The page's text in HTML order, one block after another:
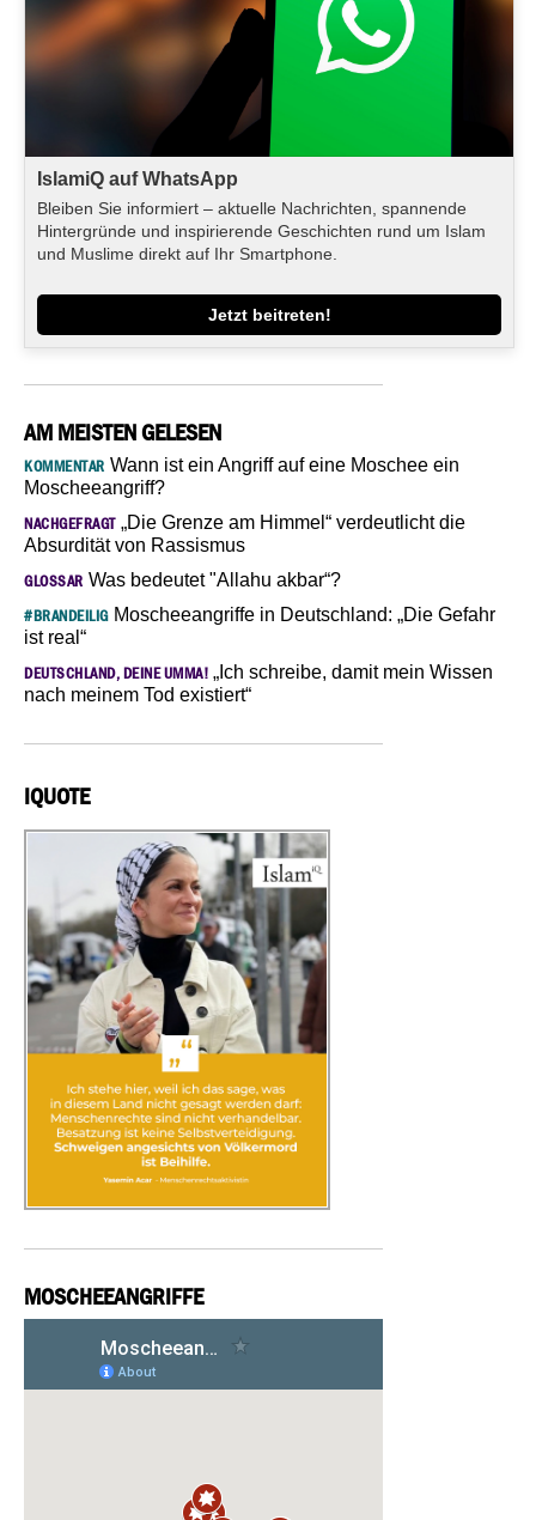
IslamiQ auf WhatsApp
Bleiben Sie informiert – aktuelle Nachrichten, spannende
Hintergründe und inspirierende Geschichten rund um Islam
und Muslime direkt auf Ihr Smartphone.
Jetzt beitreten!
AM MEISTEN GELESEN
KOMMENTAR Wann ist ein Angriff auf eine Moschee ein
Moscheeangriff?
NACHGEFRAGT„Die Grenze am Himmel“ verdeutlicht die
Absurdität von Rassismus
GLOSSAR Was bedeutet "Allahu akbar“?
#BRANDEILIGMoscheeangriffe in Deutschland: „Die Gefahr
ist real“
DEUTSCHLAND, DEINE UMMA! „Ich schreibe, damit mein Wissen
nach meinem Tod existiert“
IQUOTE
MOSCHEEANGRIFFE